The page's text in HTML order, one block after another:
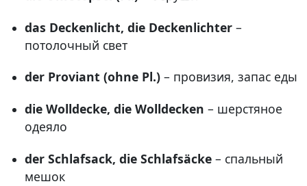
das Deckenlicht, die Deckenlichter –
потолочный свет
der Proviant (ohne Pl.) – провизия, запас еды
die Wolldecke, die Wolldecken – шерстяное
одеяло
der Schlafsack, die Schlafsäcke – спальный
мешок